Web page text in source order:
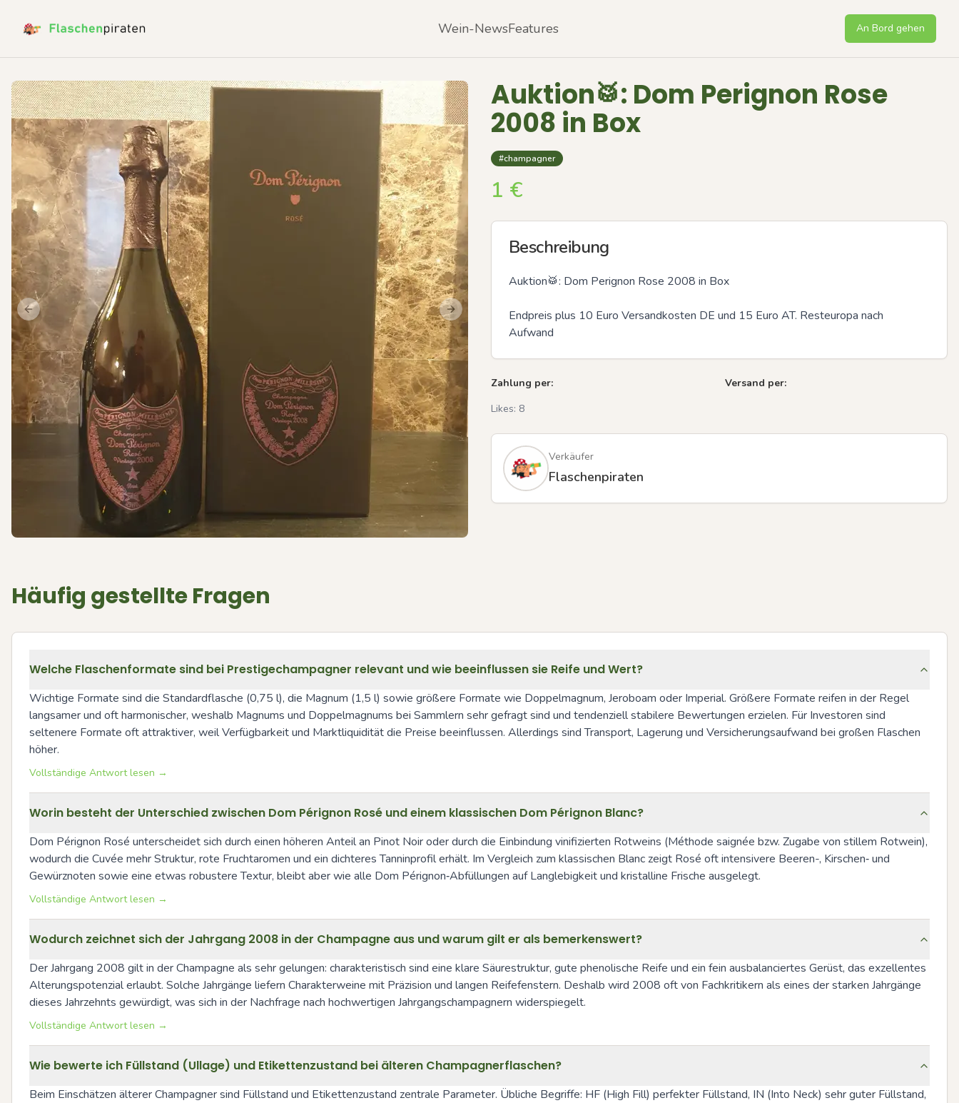
Wein-NewsFeatures An Bord gehen
Previous slide Next slide
Auktion🥁: Dom Perignon Rose
2008 in Box
#champagner
1 €
Beschreibung
Auktion🥁: Dom Perignon Rose 2008 in Box
Endpreis plus 10 Euro Versandkosten DE und 15 Euro AT. Resteuropa nach
Aufwand
Zahlung per:
Versand per:
Likes: 8
Verkäufer
Flaschenpiraten
Häufig gestellte Fragen
Welche Flaschenformate sind bei Prestigechampagner relevant und wie beeinflussen sie Reife und Wert?
Wichtige Formate sind die Standardflasche (0,75 l), die Magnum (1,5 l) sowie größere Formate wie Doppelmagnum, Jeroboam oder Imperial. Größere Formate reifen in der Regel
langsamer und oft harmonischer, weshalb Magnums und Doppelmagnums bei Sammlern sehr gefragt sind und tendenziell stabilere Bewertungen erzielen. Für Investoren sind
seltenere Formate oft attraktiver, weil Verfügbarkeit und Marktliquidität die Preise beeinflussen. Allerdings sind Transport, Lagerung und Versicherungsaufwand bei großen Flaschen
höher.
Vollständige Antwort lesen →
Worin besteht der Unterschied zwischen Dom Pérignon Rosé und einem klassischen Dom Pérignon Blanc?
Dom Pérignon Rosé unterscheidet sich durch einen höheren Anteil an Pinot Noir oder durch die Einbindung vinifizierten Rotweins (Méthode saignée bzw. Zugabe von stillem Rotwein),
wodurch die Cuvée mehr Struktur, rote Fruchtaromen und ein dichteres Tanninprofil erhält. Im Vergleich zum klassischen Blanc zeigt Rosé oft intensivere Beeren-, Kirschen‑ und
Gewürznoten sowie eine etwas robustere Textur, bleibt aber wie alle Dom Pérignon‑Abfüllungen auf Langlebigkeit und kristalline Frische ausgelegt.
Vollständige Antwort lesen →
Wodurch zeichnet sich der Jahrgang 2008 in der Champagne aus und warum gilt er als bemerkenswert?
Der Jahrgang 2008 gilt in der Champagne als sehr gelungen: charakteristisch sind eine klare Säurestruktur, gute phenolische Reife und ein fein ausbalanciertes Gerüst, das exzellentes
Alterungspotenzial erlaubt. Solche Jahrgänge liefern Charakterweine mit Präzision und langen Reifefenstern. Deshalb wird 2008 oft von Fachkritikern als eines der starken Jahrgänge
dieses Jahrzehnts gewürdigt, was sich in der Nachfrage nach hochwertigen Jahrgangschampagnern widerspiegelt.
Vollständige Antwort lesen →
Wie bewerte ich Füllstand (Ullage) und Etikettenzustand bei älteren Champagnerflaschen?
Beim Einschätzen älterer Champagner sind Füllstand und Etikettenzustand zentrale Parameter. Übliche Begriffe: HF (High Fill) perfekter Füllstand, IN (Into Neck) sehr guter Füllstand,